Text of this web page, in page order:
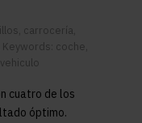
carrocería
Keywords: coche
vehiculo
cuatro de los
óptimo.